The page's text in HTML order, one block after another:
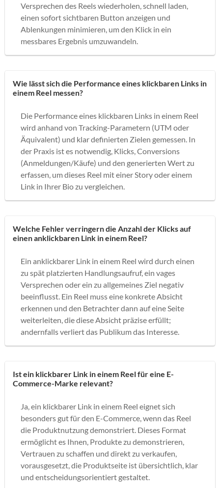
Versprechen des Reels wiederholen, schnell laden,
einen sofort sichtbaren Button anzeigen und
Ablenkungen minimieren, um den Klick in ein
messbares Ergebnis umzuwandeln.
Wie lässt sich die Performance eines klickbaren Links in
einem Reel messen?
Die Performance eines klickbaren Links in einem Reel
wird anhand von Tracking-Parametern (UTM oder
Äquivalent) und klar definierten Zielen gemessen. In
der Praxis ist es notwendig, Klicks, Conversions
(Anmeldungen/Käufe) und den generierten Wert zu
erfassen, um dieses Reel mit einer Story oder einem
Link in Ihrer Bio zu vergleichen.
Welche Fehler verringern die Anzahl der Klicks auf
einen anklickbaren Link in einem Reel?
Ein anklickbarer Link in einem Reel wird durch einen
zu spät platzierten Handlungsaufruf, ein vages
Versprechen oder ein zu allgemeines Ziel negativ
beeinflusst. Ein Reel muss eine konkrete Absicht
erkennen und den Betrachter dann auf eine Seite
weiterleiten, die diese Absicht präzise erfüllt;
andernfalls verliert das Publikum das Interesse.
Ist ein klickbarer Link in einem Reel für eine E-
Commerce-Marke relevant?
Ja, ein klickbarer Link in einem Reel eignet sich
besonders gut für den E-Commerce, wenn das Reel
die Produktnutzung demonstriert. Dieses Format
ermöglicht es Ihnen, Produkte zu demonstrieren,
Vertrauen zu schaffen und direkt zu verkaufen,
vorausgesetzt, die Produktseite ist übersichtlich, klar
und entscheidungsorientiert gestaltet.